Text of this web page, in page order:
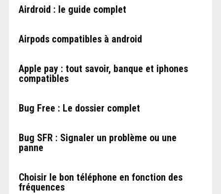
Airdroid : le guide complet
Airpods compatibles à android
Apple pay : tout savoir, banque et iphones
compatibles
Bug Free : Le dossier complet
Bug SFR : Signaler un problème ou une
panne
Choisir le bon téléphone en fonction des
fréquences